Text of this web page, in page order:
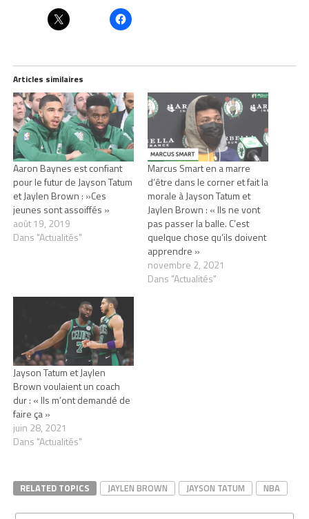
Articles similaires
Aaron Baynes est confiant
pour le futur de Jayson Tatum
et Jaylen Brown : »Ces
jeunes sont assoiffés »
août 19, 2019
Dans "Actualités"
Marcus Smart en a marre
d’être dans le corner et fait la
morale à Jayson Tatum et
Jaylen Brown : « Ils ne vont
pas passer la balle. C’est
quelque chose qu’ils doivent
apprendre »
novembre 2, 2021
Dans "Actualités"
Jayson Tatum et Jaylen
Brown voulaient un coach
dur : « Ils m’ont demandé de
faire ça »
juin 28, 2021
Dans "Actualités"
RELATED TOPICS JAYLEN BROWN JAYSON TATUM NBA